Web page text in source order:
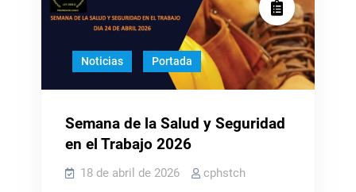
Noticias Portada
Semana de la Salud y Seguridad
en el Trabajo 2026
18 de abril de 2026 cphstch
entradas